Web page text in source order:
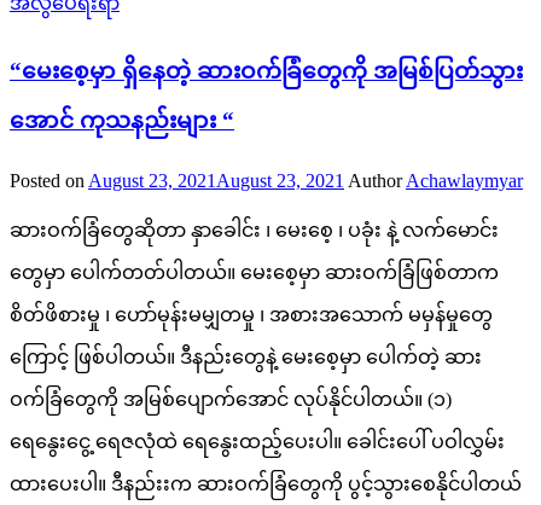
“မေးစေ့မှာ ရှိနေတဲ့ ဆားဝက်ခြံတွေကို အမြစ်ပြတ်သွား
အောင် ကုသနည်းများ “
Posted on August 23, 2021 August 23, 2021 Author Achawlaymyar
ဆားဝက်ခြံတွေဆိုတာ နှာခေါင်း ၊ မေးစေ့ ၊ ပခုံး နဲ့ လက်မောင်း
တွေမှာ ပေါက်တတ်ပါတယ်။ မေးစေ့မှာ ဆားဝက်ခြံဖြစ်တာက
စိတ်ဖိစားမှု ၊ ဟော်မုန်းမမျှတမှု ၊ အစားအသောက် မမှန်မှုတွေ
ကြောင့် ဖြစ်ပါတယ်။ ဒီနည်းတွေနဲ့ မေးစေ့မှာ ပေါက်တဲ့ ဆား
ဝက်ခြံတွေကို အမြစ်ပျောက်အောင် လုပ်နိုင်ပါတယ်။ (၁)
ရေနွေးငွေ့ ရေဇလုံထဲ ရေနွေးထည့်ပေးပါ။ ခေါင်းပေါ် ပဝါလွှမ်း
ထားပေးပါ။ ဒီနည်းးက ဆားဝက်ခြံတွေကို ပွင့်သွားစေနိုင်ပါတယ်